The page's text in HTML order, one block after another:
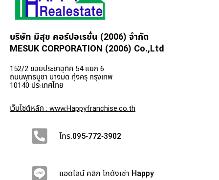
บริษัท มีสุข คอร์ปอเรชั่น (2006) จำกัด
MESUK CORPORATION (2006) Co.,Ltd
152/2 ซอยประชาอุทิศ 54 แยก 6
ถนนพุทธบูชา บางมด ทุ่งครุ กรุงเทพ
10140 ประเทศไทย
เว็บไซต์หลัก : www.Happyfranchise.co.th
โทร.095-772-3902
แอดไลน์ คลิก โกดังเช่า Happy